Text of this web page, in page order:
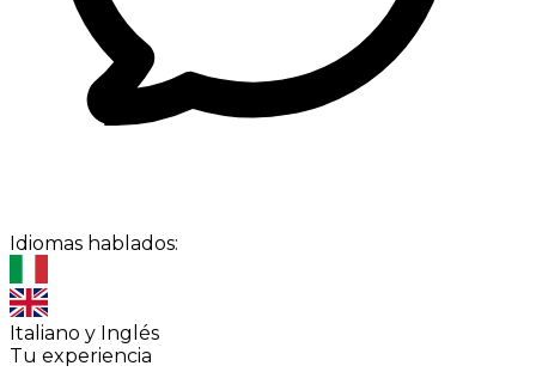
Idiomas hablados:
Italiano y Inglés
Tu experiencia